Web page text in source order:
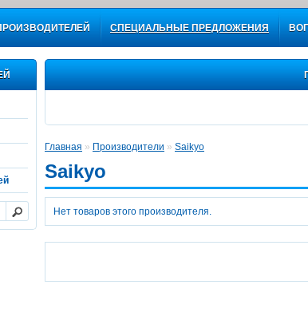
СПЕЦИАЛЬНЫЕ ПРЕДЛОЖЕНИЯ
Главная » Производители » Saikyo
Saikyo
Нет товаров этого производителя.